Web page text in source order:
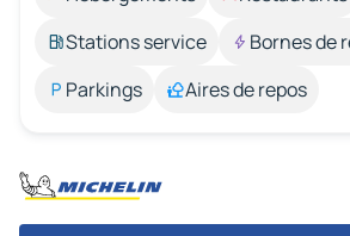
Stations service
Bornes de
Parkings
Aires de repos